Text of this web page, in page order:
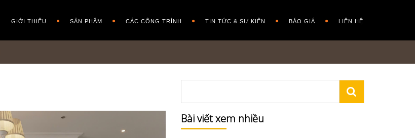
GIỚI THIỆU SẢN PHẨM CÁC CÔNG TRÌNH TIN TỨC & SỰ KIỆN BÁO GIÁ LIÊN HỆ
Bài viết xem nhiều